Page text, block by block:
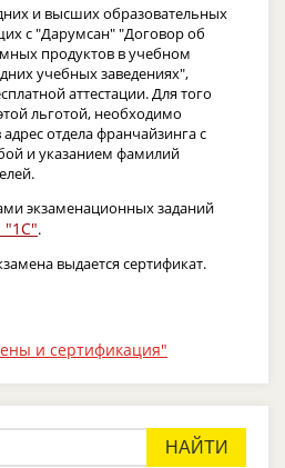
и высших образовательных
с "Дарумсан" "Договор об
продуктов в учебном
учебных заведениях",
аттестации. Для того
льготой, необходимо
отдела франчайзинга с
и указанием фамилий
экзаменационных заданий
"1С".
выдается сертификат.
и сертификация"
НАЙТИ